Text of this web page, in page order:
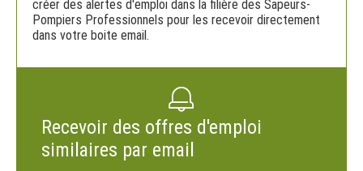
créer des alertes d'emploi dans la filière des Sapeurs-
Pompiers Professionnels pour les recevoir directement
dans votre boite email.
Recevoir des offres d'emploi
similaires par email